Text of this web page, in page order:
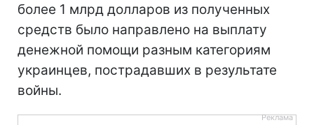
более 1 млрд долларов из полученных
средств было направлено на выплату
денежной помощи разным категориям
украинцев, пострадавших в результате
войны.